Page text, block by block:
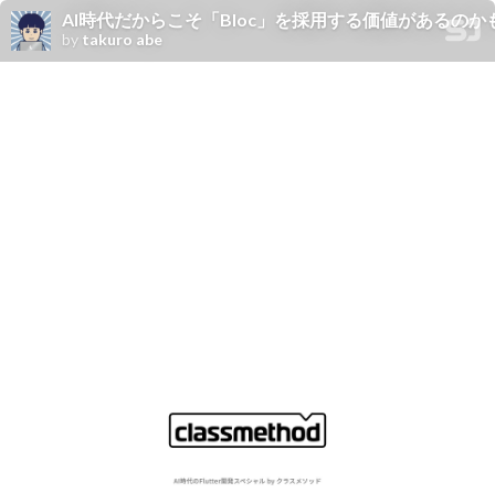
AI時代だからこそ「Bloc」を採用する価値があるのか
by takuro abe